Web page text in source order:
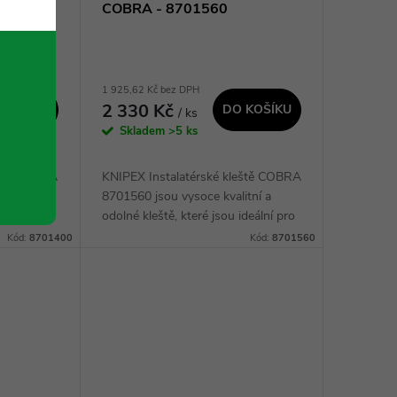
COBRA
Kód: 8701400
COBRA - 8701560
1 925,62 Kč bez DPH
2 330 Kč / ks
Skladem >5 ks
DO KOŠÍKU
KNIPEX Instalatérské kleště COBRA
8701560 jsou vysoce kvalitní a
odolné kleště, které jsou ideální pro
profesionální instalatéry. Jejich
Kód: 8701560